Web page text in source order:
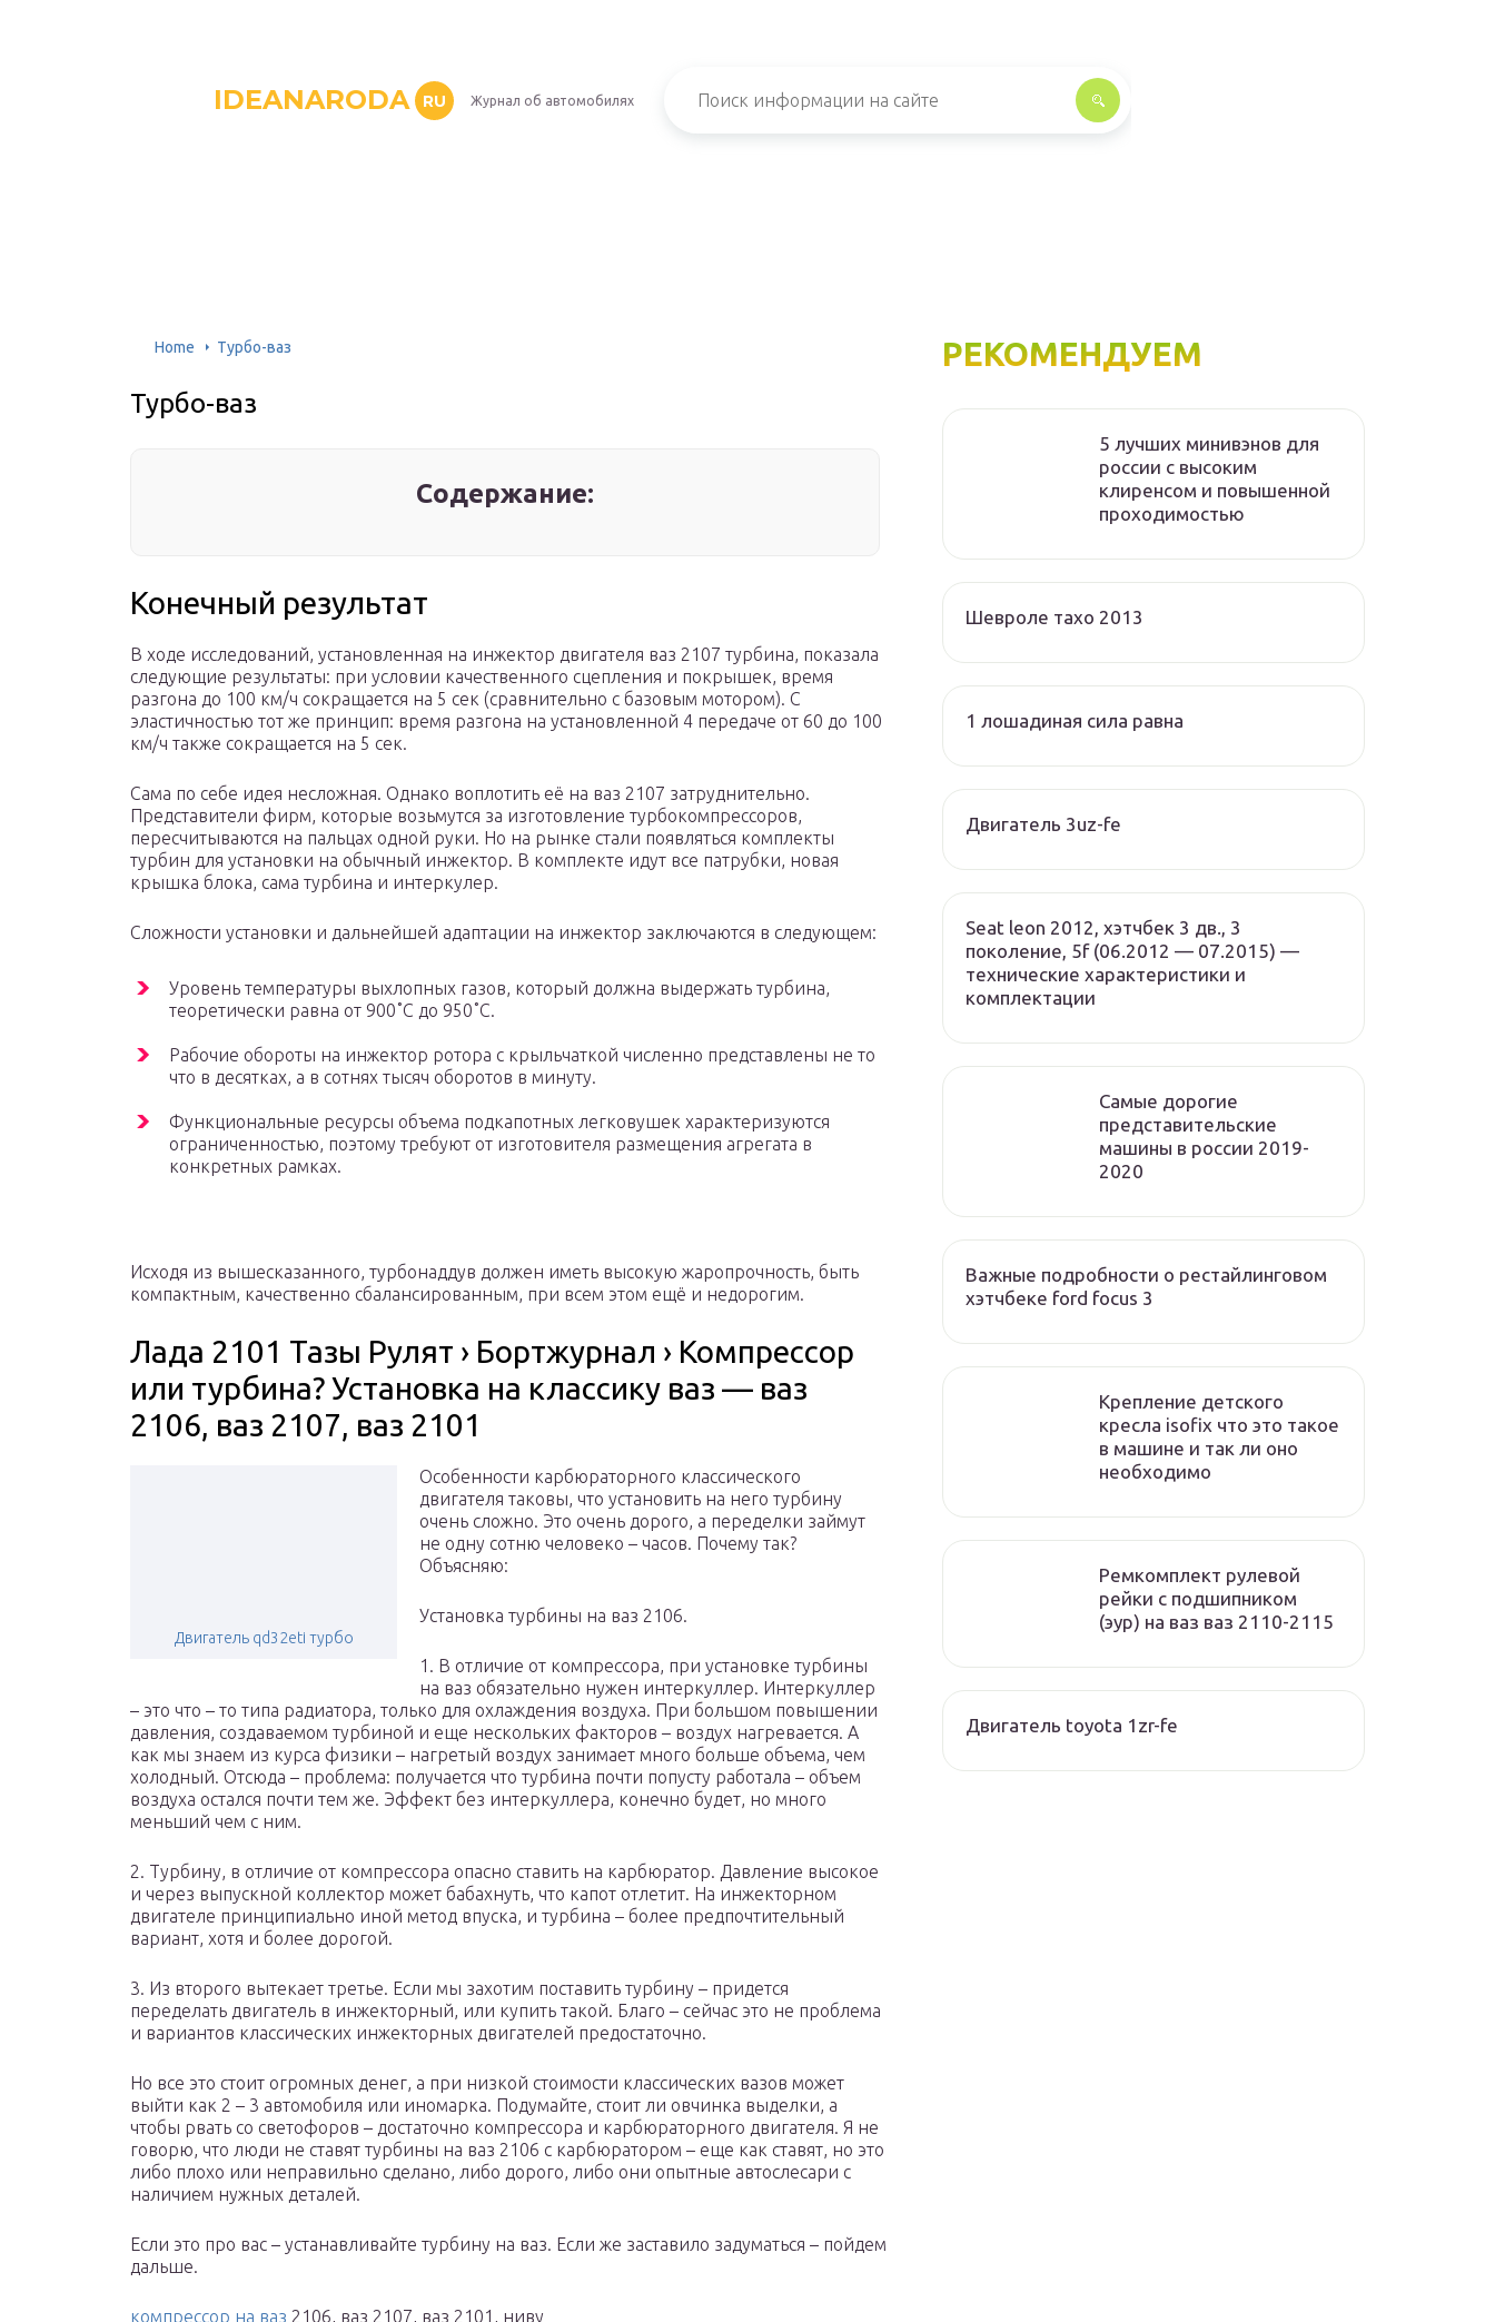
IDEANARODA RU Журнал об автомобилях
Home Турбо-ваз
Турбо-ваз
Содержание:
Конечный результат
В ходе исследований, установленная на инжектор двигателя ваз 2107 турбина, показала
следующие результаты: при условии качественного сцепления и покрышек, время
разгона до 100 км/ч сокращается на 5 сек (сравнительно с базовым мотором). С
эластичностью тот же принцип: время разгона на установленной 4 передаче от 60 до 100
км/ч также сокращается на 5 сек.
Сама по себе идея несложная. Однако воплотить её на ваз 2107 затруднительно.
Представители фирм, которые возьмутся за изготовление турбокомпрессоров,
пересчитываются на пальцах одной руки. Но на рынке стали появляться комплекты
турбин для установки на обычный инжектор. В комплекте идут все патрубки, новая
крышка блока, сама турбина и интеркулер.
Сложности установки и дальнейшей адаптации на инжектор заключаются в следующем:
Уровень температуры выхлопных газов, который должна выдержать турбина,
теоретически равна от 900˚С до 950˚С.
Рабочие обороты на инжектор ротора с крыльчаткой численно представлены не то
что в десятках, а в сотнях тысяч оборотов в минуту.
Функциональные ресурсы объема подкапотных легковушек характеризуются
ограниченностью, поэтому требуют от изготовителя размещения агрегата в
конкретных рамках.
Исходя из вышесказанного, турбонаддув должен иметь высокую жаропрочность, быть
компактным, качественно сбалансированным, при всем этом ещё и недорогим.
Лада 2101 Тазы Рулят › Бортжурнал › Компрессор
или турбина? Установка на классику ваз — ваз
2106, ваз 2107, ваз 2101
Двигатель qd32eti турбо
Особенности карбюраторного классического
двигателя таковы, что установить на него турбину
очень сложно. Это очень дорого, а переделки займут
не одну сотню человеко – часов. Почему так?
Объясняю:
Установка турбины на ваз 2106.
1. В отличие от компрессора, при установке турбины
на ваз обязательно нужен интеркуллер. Интеркуллер
– это что – то типа радиатора, только для охлаждения воздуха. При большом повышении
давления, создаваемом турбиной и еще нескольких факторов – воздух нагревается. А
как мы знаем из курса физики – нагретый воздух занимает много больше объема, чем
холодный. Отсюда – проблема: получается что турбина почти попусту работала – объем
воздуха остался почти тем же. Эффект без интеркуллера, конечно будет, но много
меньший чем с ним.
2. Турбину, в отличие от компрессора опасно ставить на карбюратор. Давление высокое
и через выпускной коллектор может бабахнуть, что капот отлетит. На инжекторном
двигателе принципиально иной метод впуска, и турбина – более предпочтительный
вариант, хотя и более дорогой.
3. Из второго вытекает третье. Если мы захотим поставить турбину – придется
переделать двигатель в инжекторный, или купить такой. Благо – сейчас это не проблема
и вариантов классических инжекторных двигателей предостаточно.
Но все это стоит огромных денег, а при низкой стоимости классических вазов может
выйти как 2 – 3 автомобиля или иномарка. Подумайте, стоит ли овчинка выделки, а
чтобы рвать со светофоров – достаточно компрессора и карбюраторного двигателя. Я не
говорю, что люди не ставят турбины на ваз 2106 с карбюратором – еще как ставят, но это
либо плохо или неправильно сделано, либо дорого, либо они опытные автослесари с
наличием нужных деталей.
Если это про вас – устанавливайте турбину на ваз. Если же заставило задуматься – пойдем
дальше.
компрессор на ваз 2106, ваз 2107, ваз 2101, ниву
РЕКОМЕНДУЕМ
5 лучших минивэнов для
россии с высоким
клиренсом и повышенной
проходимостью
Шевроле тахо 2013
1 лошадиная сила равна
Двигатель 3uz-fe
Seat leon 2012, хэтчбек 3 дв., 3
поколение, 5f (06.2012 — 07.2015) —
технические характеристики и
комплектации
Cамые дорогие
представительские
машины в россии 2019-
2020
Важные подробности о рестайлинговом
хэтчбеке ford focus 3
Крепление детского
кресла isofix что это такое
в машине и так ли оно
необходимо
Ремкомплект рулевой
рейки с подшипником
(эур) на ваз ваз 2110-2115
Двигатель toyota 1zr-fe